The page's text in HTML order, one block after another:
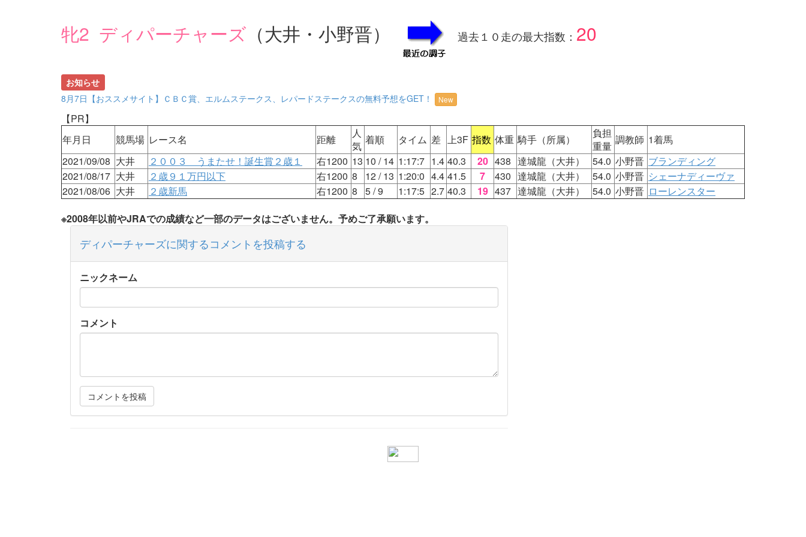
牝2 ディパーチャーズ （大井・小野晋） 過去１０走の最大指数： 20
お知らせ
8月7日【おススメサイト】ＣＢＣ賞、エルムステークス、レパードステークスの無料予想をGET！
New
【PR】
年月日
競馬場 レース名 距離
人
気 着順 タイム 差 上3F 指数 体重 騎手（所属）
負担
重量 調教師 1着馬
2021/09/08 大井 ２００３ うまたせ！誕生賞２歳１ 右1200 13 10 / 14 1:17:7 1.4 40.3 20 438 達城龍（大井） 54.0 小野晋 ブランディング
2021/08/17 大井 ２歳９１万円以下 右1200 8 12/ 13 1:20:0 4.4 41.5 7 430 達城龍（大井） 54.0 小野晋 シェーナディーヴァ
2021/08/06 大井 ２歳新馬 右1200 8 5/ 9 1:17:5 2.7 40.3 19 437 達城龍（大井） 54.0 小野晋 ローレンスター
※2008年以前やJRAでの成績など一部のデータはございません。予めご了承願います。
ディパーチャーズに関するコメントを投稿する
ニックネーム
コメント